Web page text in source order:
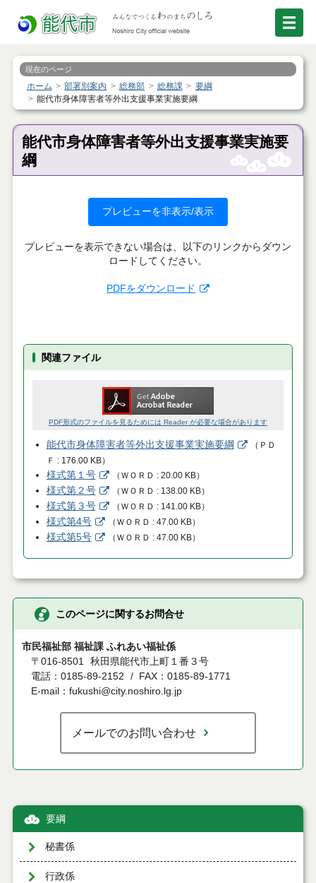
現在のページ
ホーム 部署別案内 総務部 総務課
要綱
能代市身体障害者等外出支援事業実施要綱
能代市身体障害者等外出支援事業実施要
綱
プレビューを非表示/表示
プレビューを表示できない場合は、以下のリンクからダウン
ロードしてください。
PDFをダウンロード
関連ファイル
PDF形式のファイルを見るためには Reader が必要な場合があります
能代市身体障害者等外出支援事業実施要綱 （ ＰＤ
Ｆ
176.00 KB）
様式第１号 （ ＷＯＲＤ 20.00 KB）
様式第２号 （ ＷＯＲＤ 138.00 KB）
様式第３号 （ ＷＯＲＤ 141.00 KB）
様式第4号 （ ＷＯＲＤ 47.00 KB）
様式第5号 （ ＷＯＲＤ 47.00 KB）
このページに関するお問合せ
市民福祉部 福祉課 ふれあい福祉係
〒016-8501
秋田県能代市上町１番３号
電話：0185-89-2152
FAX：0185-89-1771
E-mail：fukushi@city.noshiro.lg.jp
メールでのお問い合わせ
要綱
秘書係
行政係